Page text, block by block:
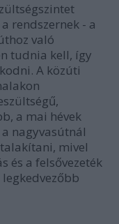
rendszernek - a
való
tudnia kell, így
A közúti
a mai hévek
nagyvasútnál
mivel
és a felsővezeték